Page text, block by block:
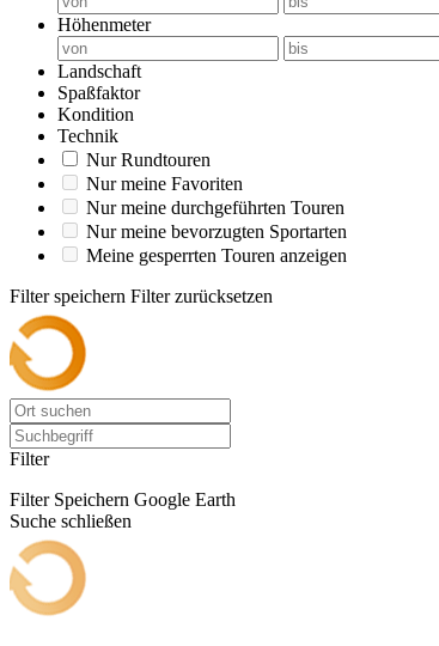
Höhenmeter
Landschaft
Spaßfaktor
Kondition
Technik
Nur Rundtouren
Nur meine Favoriten
Nur meine durchgeführten Touren
Nur meine bevorzugten Sportarten
Meine gesperrten Touren anzeigen
Filter speichern Filter zurücksetzen
Filter
Filter Speichern Google Earth
Suche schließen